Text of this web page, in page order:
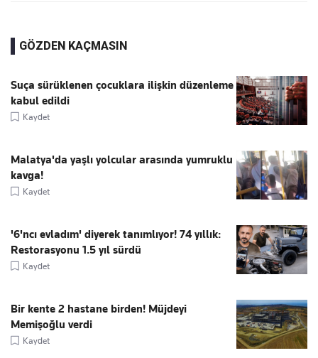
GÖZDEN KAÇMASIN
Suça sürüklenen çocuklara ilişkin düzenleme
kabul edildi
Kaydet
Malatya'da yaşlı yolcular arasında yumruklu
kavga!
Kaydet
'6'ncı evladım' diyerek tanımlıyor! 74 yıllık:
Restorasyonu 1.5 yıl sürdü
Kaydet
Bir kente 2 hastane birden! Müjdeyi
Memişoğlu verdi
Kaydet